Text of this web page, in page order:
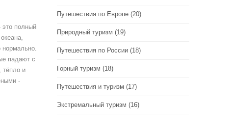
это полный
нормально.
падают с
тёпло и
-
Путешествия по Европе (20)
Природный туризм (19)
Путешествия по России (18)
Горный туризм (18)
Путешествия и туризм (17)
Экстремальный туризм (16)